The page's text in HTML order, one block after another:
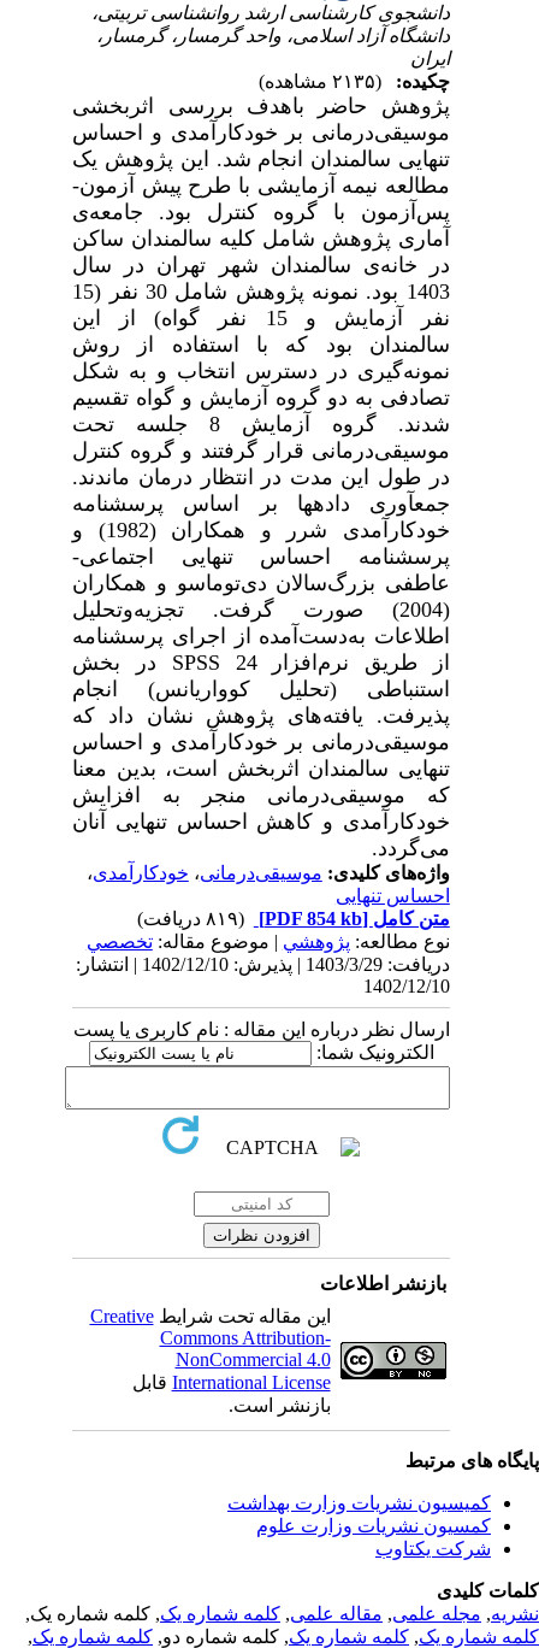
دانشجوی کارشناسی ارشد روانشناسی تربیتی،
دانشگاه آزاد اسلامی، واحد گرمسار، گرمسار،
ایران
چکیده:
پژوهش حاضر باهدف بررسی اثربخشی
موسیقی‌درمانی بر خودکارآمدی و احساس
تنهایی سالمندان انجام شد. این پژوهش یک
مطالعه نیمه آزمایشی با طرح پیش آزمون-
پس‌آزمون با گروه کنترل بود. جامعه‌ی
آماری پژوهش شامل کلیه سالمندان ساکن
در خانه‌ی سالمندان شهر تهران در سال
1403 بود. نمونه پژوهش شامل 30 نفر (15
نفر آزمایش و 15 نفر گواه) از این
سالمندان بود که با استفاده از روش
نمونه‌گیری در دسترس انتخاب و به شکل
تصادفی به دو گروه آزمایش و گواه تقسیم
شدند.
گروه آزمایش 8 جلسه تحت
موسیقی‌درمانی قرار گرفتند و گروه کنترل
در طول این مدت در انتظار درمان ماندند.
جمع­آوری داده­ها بر اساس
پرسشنامه
خودکارآمدی شرر و همکاران (1982) و
پرسشنامه احساس تنهایی اجتماعی-
عاطفی بزرگ‌سالان دی‌توماسو و همکاران
صورت گرفت.
تجزیه‌وتحلیل
اطلاعات به‌دست‌آمده از اجرای پرسشنامه
از طریق نرم افزار SPSS 24در بخش
استنباطی (تحلیل کوواریانس) انجام
پذیرفت. یافته‌هایپژوهش نشان داد که
موسیقی‌درمانی بر خودکارآمدی و احساس
تنهایی سالمندان اثربخش است، بدین معنا
که موسیقی‌درمانی منجر به افزایش
خودکارآمدی و کاهش احساس تنهایی آنان
می‌گردد.
واژه‌های کلیدی:موسیقی‌درمانی،خودکارآمدی،
احساس تنهایی
متن کامل[PDF 854 kb]
نوع مطالعه:پژوهشي| موضوع مقاله:تخصصي
دریافت: 1403/3/29 | پذیرش: 1402/12/10 | انتشار:
1402/12/10
ارسال نظر درباره این مقاله : نام کاربری یا پست
الکترونیک شما:
بازنشر اطلاعات
این مقاله تحت شرایطCreative
Commons Attribution-
NonCommercial 4.0
International Licenseقابل
بازنشر است.
های مرتبط
کمیسیون نشریات وزارت بهداشت
کمسیون نشریات وزارت علوم
شرکت یکتاوب
کلیدی
,مجله علمی, مقاله علمی, کلمه شماره یک, کلمه شماره یک,
شماره یک,کلمه شماره یک, کلمه شماره دو,کلمه شماره یک,